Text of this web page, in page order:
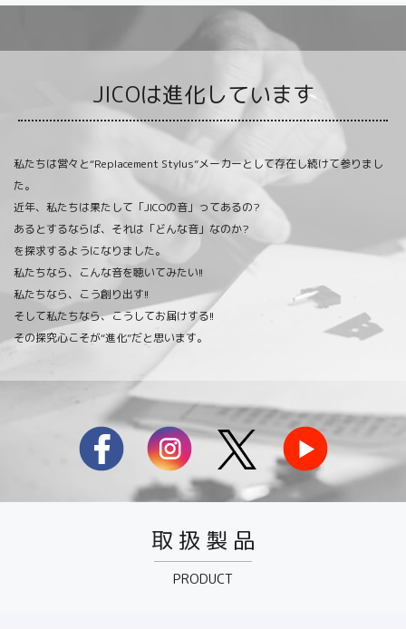
JICOは進化しています
私たちは営々と“Replacement Stylus”メーカーとして存在し続けて参りまし
た。
近年、私たちは果たして「JICOの音」ってあるの?
あるとするならば、それは「どんな音」なのか?
を探求するようになりました。
私たちなら、こんな音を聴いてみたい!!
私たちなら、こう創り出す!!
そして私たちなら、こうしてお届けする!!
その探究心こそが“進化”だと思います。
取 扱 製 品
PRODUCT